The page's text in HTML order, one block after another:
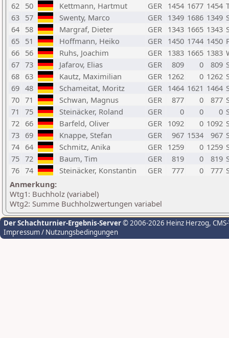
62 50 Kettmann, Hartmut GER 1454 1677 1454
63 57 Swenty, Marco GER 1349 1686 1349
64 58 Margraf, Dieter GER 1343 1665 1343
65 51 Hoffmann, Heiko GER 1450 1744 1450
66 56 Ruhs, Joachim GER 1383 1665 1383
67 73 Jafarov, Elias GER 809 0 809
68 63 Kautz, Maximilian GER 1262 0 1262
69 48 Schameitat, Moritz GER 1464 1621 1464
70 71 Schwan, Magnus GER 877 0 877
71
75 Steinäcker, Roland GER 0 0 0
72 66 Barfeld, Oliver GER 1092 0 1092
73 69 Knappe, Stefan GER 967 1534 967
74 64 Schmitz, Anika GER 1259 0 1259
75 72 Baum, Tim GER 819 0 819
76 74 Steinäcker, Konstantin GER 777 0 777
Anmerkung:
Wtg1: Buchholz (variabel)
Wtg2: Summe Buchholzwertungen variabel
Der Schachturnier-Ergebnis-Server© 2006-2026 Heinz Herzog,
Impressum / Nutzungsbedingungen